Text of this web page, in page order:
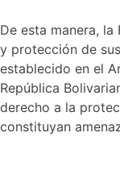
De esta manera, la
y protección de
establecido en el
República
derecho a la
constituyan